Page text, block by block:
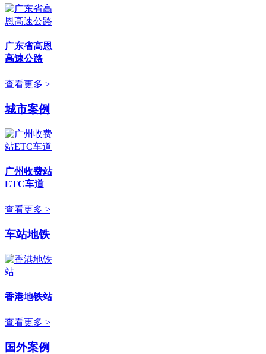
广东省高恩
高速公路
查看更多 >
城市案例
广州收费站
ETC车道
查看更多 >
车站地铁
香港地铁站
查看更多 >
国外案例